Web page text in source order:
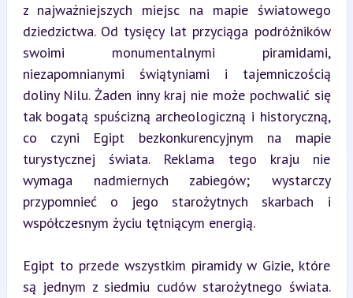
z najważniejszych miejsc na mapie światowego
dziedzictwa. Od tysięcy lat przyciąga podróżników
swoimi monumentalnymi piramidami,
niezapomnianymi świątyniami i tajemniczością
doliny Nilu. Żaden inny kraj nie może pochwalić się
tak bogatą spuścizną archeologiczną i historyczną,
co czyni Egipt bezkonkurencyjnym na mapie
turystycznej świata. Reklama tego kraju nie
wymaga nadmiernych zabiegów; wystarczy
przypomnieć o jego starożytnych skarbach i
współczesnym życiu tętniącym energią.
Egipt to przede wszystkim piramidy w Gizie, które
są jednym z siedmiu cudów starożytnego świata.